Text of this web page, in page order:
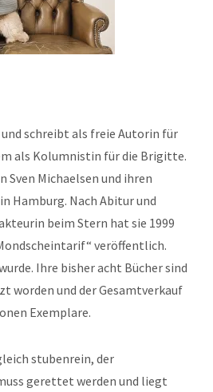
schreibt als freie Autorin für
als Kolumnistin für die Brigitte.
Sven Michaelsen und ihren
Hamburg. Nach Abitur und
beim Stern hat sie 1999
veröffentlich.
Ihre bisher acht Bücher sind
worden und der Gesamtverkauf
Exemplare.
stubenrein, der
gerettet werden und liegt